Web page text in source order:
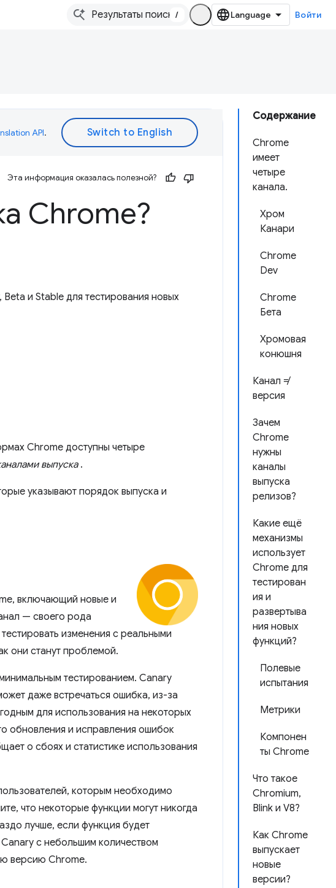
/ Войти
Содержание
Chrome
имеет
четыре
канала.
Хром
Канари
Chrome
Dev
Chrome
Бета
Хромовая
конюшня
Канал ≠
версия
Зачем
Chrome
нужны
каналы
выпуска
релизов?
Какие ещё
механизмы
использует
Chrome для
тестирован
ия и
развертыва
ния новых
функций?
Полевые
испытания
Метрики
Компонен
ты Chrome
Что такое
Chromium,
Blink и V8?
Как Chrome
выпускает
новые
версии?
API.
Эта информация оказалась полезной?
Chrome?
и Stable для тестирования новых
Chrome доступны четыре
выпуска.
указывают порядок выпуска и
включающий новые и
— своего рода
изменения с реальными
они станут проблемой.
тестированием. Canary
даже встречаться ошибка, из-за
для использования на некоторых
обновления и исправления ошибок
о сбоях и статистике использования
которым необходимо
что некоторые функции могут никогда
лучше, если функция будет
с небольшим количеством
версию Chrome.